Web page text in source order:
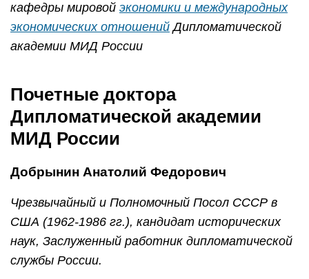
кафедры мировой экономики и международных
экономических отношений Дипломатической
академии МИД России
Почетные доктора
Дипломатической академии
МИД России
Добрынин Анатолий Федорович
Чрезвычайный и Полномочный Посол СССР в
США (1962-1986 гг.), кандидат исторических
наук, Заслуженный работник дипломатической
службы России.